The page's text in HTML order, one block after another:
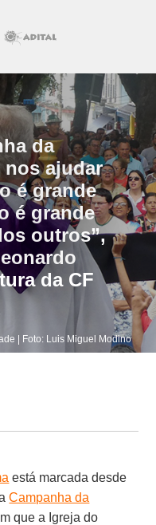
da
nos ajudar
é grande
é grande
outros”,
da CF
| Foto: Luis Miguel Modino
está marcada desde
Campanha da
que a Igreja do